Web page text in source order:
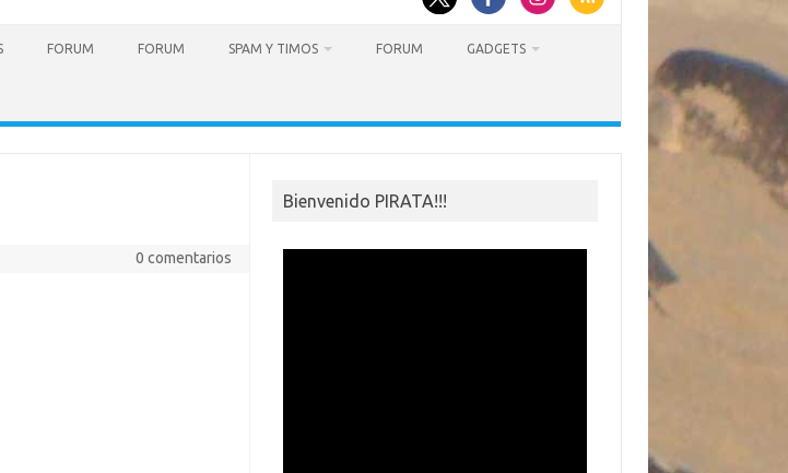
FORUM FORUM SPAM Y TIMOS FORUM GADGETS
0 comentarios
Bienvenido PIRATA!!!